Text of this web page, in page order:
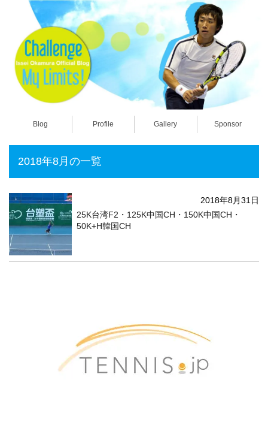
Blog Profile Gallery Sponsor
2018年8月の一覧
2018年8月31日
25K台湾F2・125K中国CH・150K中国CH・
50K+H韓国CH